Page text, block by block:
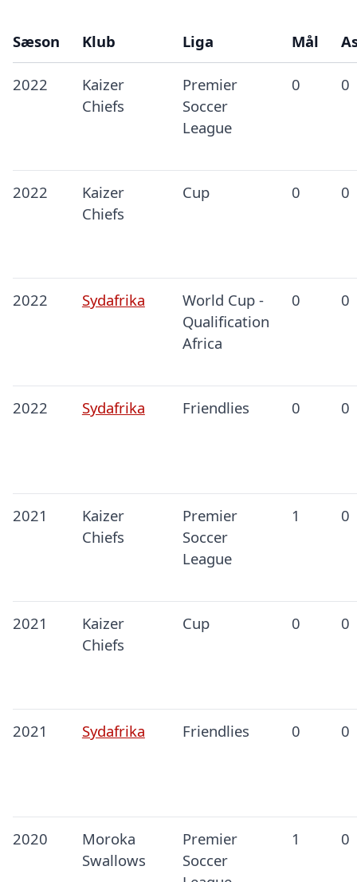
Sæson Klub Liga Mål
2022
Kaizer
Chiefs
Premier
Soccer
League
0 0
2022
Kaizer
Chiefs
Cup 0 0
2022 Sydafrika
World Cup -
Qualification
Africa
0 0
2022 Sydafrika Friendlies 0 0
2021
Kaizer
Chiefs
Premier
Soccer
League
1 0
2021
Kaizer
Chiefs
Cup 0 0
2021 Sydafrika Friendlies 0 0
2020
Moroka
Swallows
Premier
Soccer
1 0